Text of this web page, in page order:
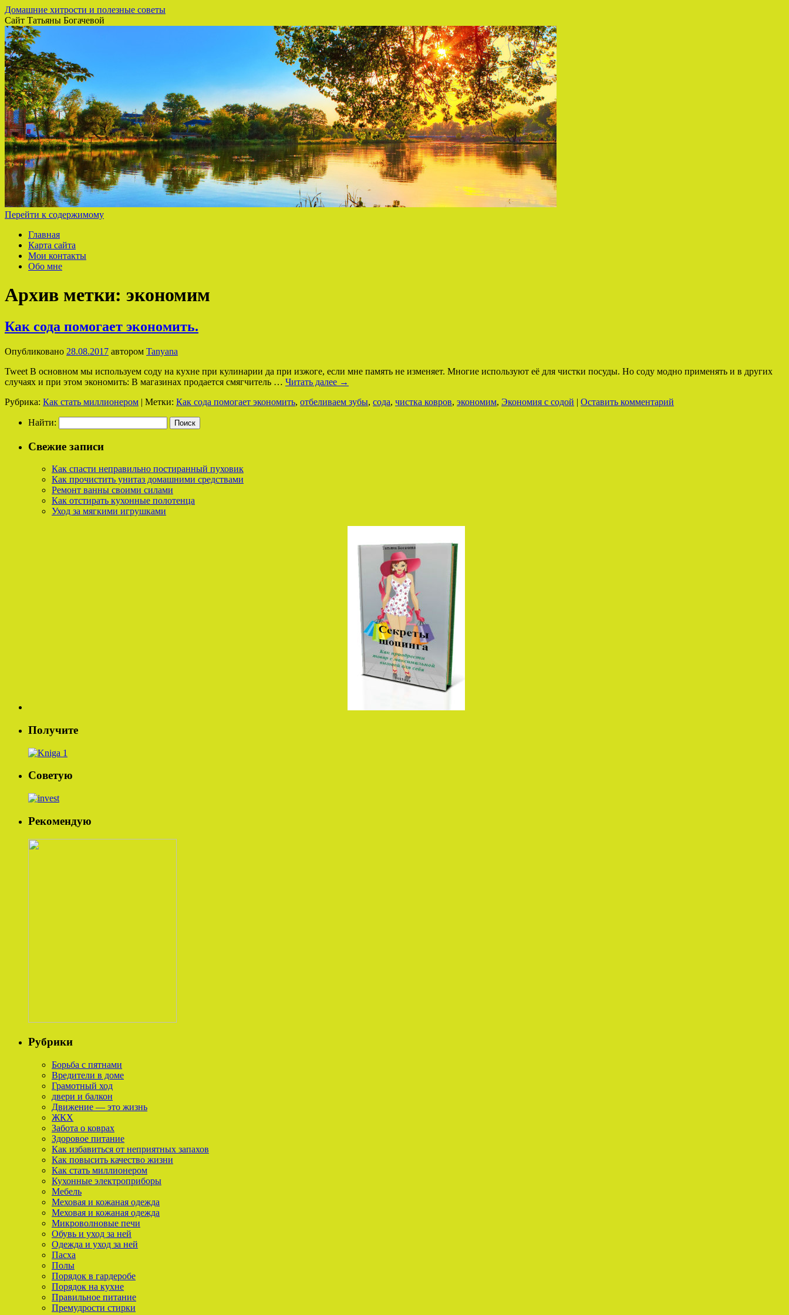
Домашние хитрости и полезные советы
Сайт Татьяны Богачевой
Перейти к содержимому
Главная
Карта сайта
Мои контакты
Обо мне
Архив метки: экономим
Как сода помогает экономить.
Опубликовано 28.08.2017 автором Tanyana
Tweet В основном мы используем соду на кухне при кулинарии да при изжоге, если мне память не изменяет. Многие используют её для чистки посуды. Но соду модно применять и в других
случаях и при этом экономить: В магазинах продается смягчитель … Читать далее →
Рубрика: Как стать миллионером | Метки: Как сода помогает экономить, отбеливаем зубы, сода, чистка ковров, экономим, Экономия с содой | Оставить комментарий
Найти:
Свежие записи
Как спасти неправильно постиранный пуховик
Как прочистить унитаз домашними средствами
Ремонт ванны своими силами
Как отстирать кухонные полотенца
Уход за мягкими игрушками
Получите
Советую
Рекомендую
Рубрики
Борьба с пятнами
Вредители в доме
Грамотный ход
двери и балкон
Движение — это жизнь
ЖКХ
Забота о коврах
Здоровое питание
Как избавиться от неприятных запахов
Как повысить качество жизни
Как стать миллионером
Кухонные электроприборы
Мебель
Меховая и кожаная одежда
Меховая и кожаная одежда
Микроволновые печи
Обувь и уход за ней
Одежда и уход за ней
Пасха
Полы
Порядок в гардеробе
Порядок на кухне
Правильное питание
Премудрости стирки